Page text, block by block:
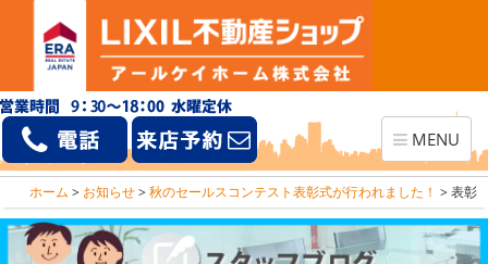
Toggle
navigation
MENU
ホーム > お知らせ>秋のセールスコンテスト表彰式が行われました！ >表彰